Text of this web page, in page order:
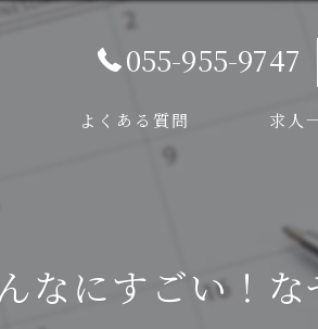
055-955-9747
よくある質問 求人
なにすごい！な